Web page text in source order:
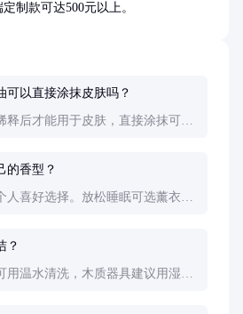
制款可达500元以上。
可以直接涂抹皮肤吗？
释后才能用于皮肤，直接涂抹可能
的香型？
人喜好选择。放松睡眠可选薰衣
？
用温水清洗，木质器具建议用湿布